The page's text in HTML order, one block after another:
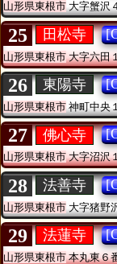
山形県東根市大字蟹沢
25 田松寺
山形県東根市大字六田
26 東陽寺
山形県東根市 神町中央
27 佛心寺
山形県東根市大字沼沢
28 法善寺
山形県東根市 大字猪野
29 法蓮寺
山形県東根市本丸東６